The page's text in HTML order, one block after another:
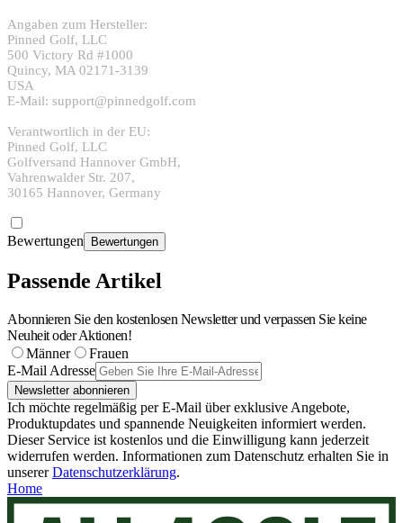
Angaben zum Hersteller:
Pinned Golf, LLC
500 Victory Rd #1000
Quincy, MA 02171-3139
USA
E-Mail: support@pinnedgolf.com
Verantwortlich in der EU:
Pinned Golf, LLC
Golfversand Hannover GmbH,
Vahrenwalder Str. 207,
30165 Hannover, Germany
Bewertungen Bewertungen
Passende Artikel
Abonnieren Sie den kostenlosen Newsletter und verpassen Sie keine
Neuheit oder Aktionen!
Männer
Frauen
E-Mail Adresse
Newsletter abonnieren
Ich möchte regelmäßig per E-Mail über exklusive Angebote,
Produktupdates und spannende Neuigkeiten informiert werden.
Dieser Service ist kostenlos und die Einwilligung kann jederzeit
widerrufen werden. Informationen zum Datenschutz erhalten Sie in
unsererDatenschutzerklärung.
Home